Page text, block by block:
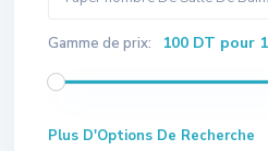
Gamme de prix: 100 DT pour
Plus D'Options De Recherche